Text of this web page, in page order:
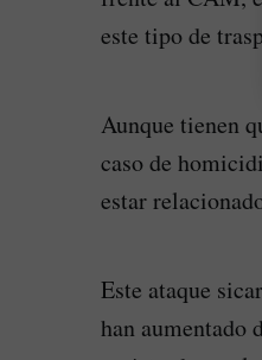
este tipo de
Aunque tienen
caso de
estar
Este ataque
han aumentado